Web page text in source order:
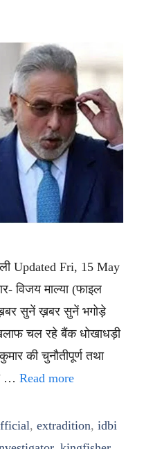
Updated Fri, 15 May
विजय माल्या (फाइल
सुनें ख़बर सुनें भगोड़े
चल रहे बैंक धोखाधड़ी
की चुनौतीपूर्ण तथा
… Read more
, extradition, idbi